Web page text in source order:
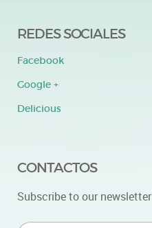
REDES SOCIALES
Facebook
Google +
Delicious
CONTACTOS
Subscribe to our newsletter